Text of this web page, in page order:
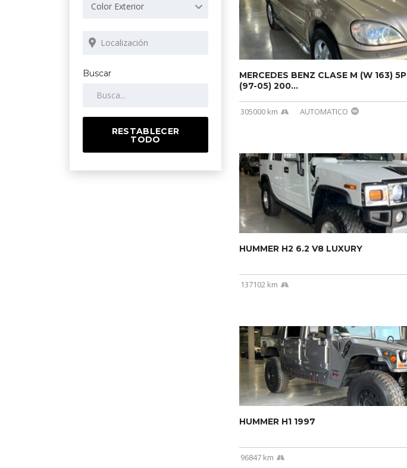
Color Exterior
Buscar
RESTABLECER
TODO
MERCEDES BENZ CLASE M (W 163) 5P
(97-05) 200...
305000 km AUTOMATICO
HUMMER H2 6.2 V8 LUXURY
137102 km
HUMMER H1 1997
96847 km